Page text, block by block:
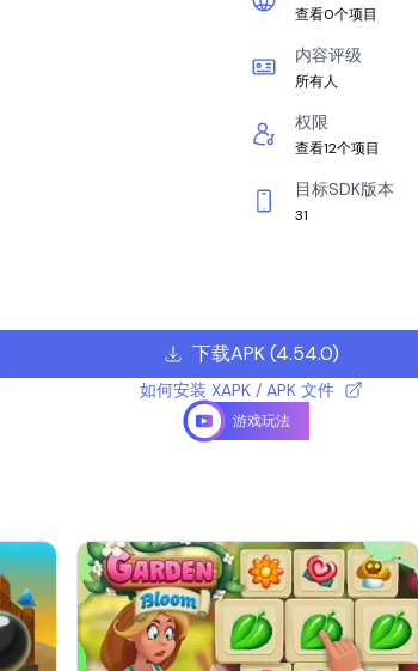
查看0个项目
内容评级
所有人
权限
查看12个项目
目标SDK版本
31
下载APK(4.54.0)
如何安装 XAPK / APK 文件
游戏玩法